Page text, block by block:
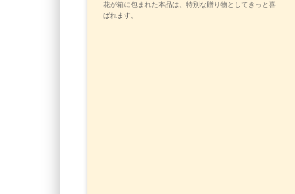
花が箱に包まれた本品は、特別な贈り物としてきっと喜
ばれます。